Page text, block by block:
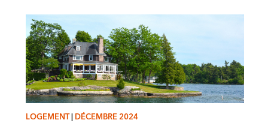
LOGEMENT|DÉCEMBRE 2024